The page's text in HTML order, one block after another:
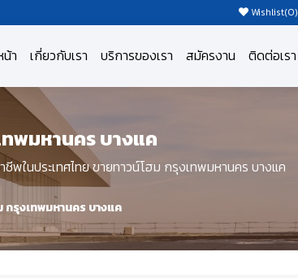
Wishlist(0)
า เกี่ยวกับเรา บริการของเรา สมัครงาน ติดต่อเรา
พมหานคร บางแค
ในประเทศไทย ขายทาวน์โฮม กรุงเทพมหานคร บางแค
กรุงเทพมหานคร บางแค